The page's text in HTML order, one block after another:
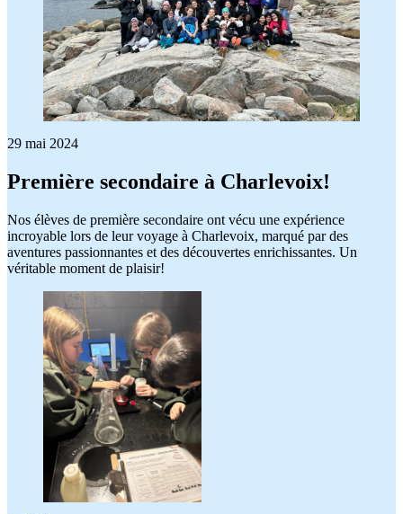
29 mai 2024
Première secondaire à Charlevoix!
Nos élèves de première secondaire ont vécu une expérience
incroyable lors de leur voyage à Charlevoix, marqué par des
aventures passionnantes et des découvertes enrichissantes. Un
véritable moment de plaisir!